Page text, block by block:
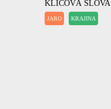
KLÍČOVÁ SLOVA
JARO KRAJINA